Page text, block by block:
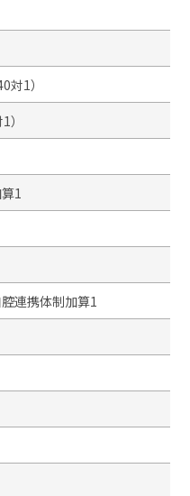
1）
1
連携体制加算1